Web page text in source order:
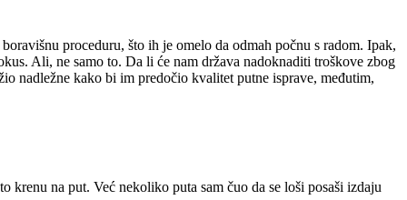
proceduru, što ih je omelo da odmah počnu s radom. Ipak,
Ali, ne samo to. Da li će nam država nadoknaditi troškove zbog
nadležne kako bi im predočio kvalitet putne isprave, međutim,
krenu na put. Već nekoliko puta sam čuo da se loši posaši izdaju